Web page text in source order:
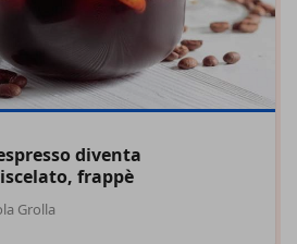
diventa
frappè
Grolla